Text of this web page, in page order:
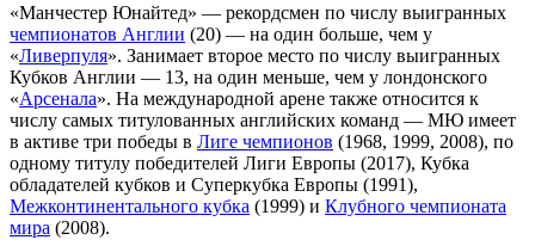
«Манчестер Юнайтед» — рекордсмен по числу выигранных
чемпионатов Англии (20) — на один больше, чем у
«Ливерпуля». Занимает второе место по числу выигранных
Кубков Англии — 13, на один меньше, чем у лондонского
«Арсенала». На международной арене также относится к
числу самых титулованных английских команд — МЮ имеет
в активе три победы в Лиге чемпионов (1968, 1999, 2008), по
одному титулу победителей Лиги Европы (2017), Кубка
обладателей кубков и Суперкубка Европы (1991),
Межконтинентального кубка (1999) и Клубного чемпионата
мира (2008).